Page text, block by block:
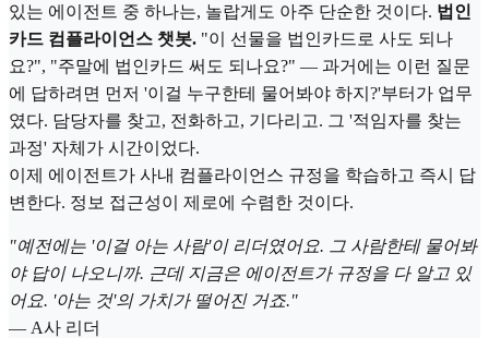
있는 에이전트 중 하나는, 놀랍게도 아주 단순한 것이다. 법인
카드 컴플라이언스 챗봇. "이 선물을 법인카드로 사도 되나
요?", "주말에 법인카드 써도 되나요?" — 과거에는 이런 질문
에 답하려면 먼저 '이걸 누구한테 물어봐야 하지?'부터가 업무
였다. 담당자를 찾고, 전화하고, 기다리고. 그 '적임자를 찾는
과정' 자체가 시간이었다.
이제 에이전트가 사내 컴플라이언스 규정을 학습하고 즉시 답
변한다. 정보 접근성이 제로에 수렴한 것이다.
"예전에는 '이걸 아는 사람'이 리더였어요. 그 사람한테 물어봐
야 답이 나오니까. 근데 지금은 에이전트가 규정을 다 알고 있
어요. '아는 것'의 가치가 떨어진 거죠."
— A사 리더